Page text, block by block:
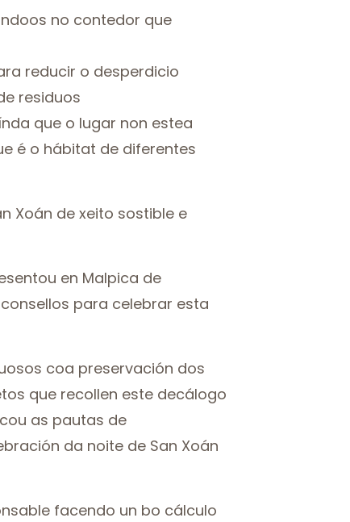
no contedor que
reducir o desperdicio
residuos
que o lugar non estea
é o hábitat de diferentes
Xoán de xeito sostible e
en Malpica de
para celebrar esta
coa preservación dos
que recollen este decálogo
as pautas de
da noite de San Xoán
facendo un bo cálculo